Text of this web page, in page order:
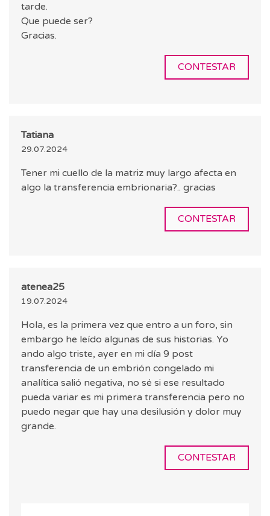
tarde.
Que puede ser?
Gracias.
CONTESTAR
Tatiana
29.07.2024
Tener mi cuello de la matriz muy largo afecta en
algo la transferencia embrionaria?.. gracias
CONTESTAR
atenea25
19.07.2024
Hola, es la primera vez que entro a un foro, sin
embargo he leído algunas de sus historias. Yo
ando algo triste, ayer en mi día 9 post
transferencia de un embrión congelado mi
analítica salió negativa, no sé si ese resultado
pueda variar es mi primera transferencia pero no
puedo negar que hay una desilusión y dolor muy
grande.
CONTESTAR